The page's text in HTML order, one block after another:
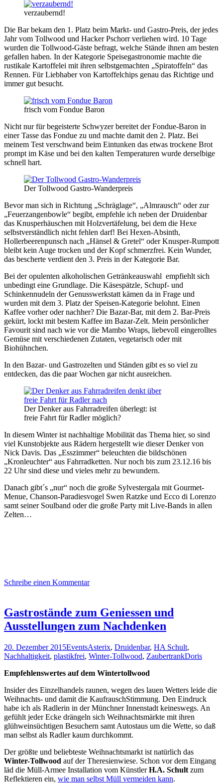
verzaubernd!
Die Bar bekam den 1. Platz beim Markt- und Gastro-Preis, der jedes
Jahr vom Tollwood und Hacker Pschorr verliehen wird. 10 Tage
wurden die Tollwood-Gäste befragt, welche Stände ihnen am besten
gefallen haben. In der Kategorie Speisegastronomie machte die
rustikale Kartoffelei mit ihren selbstgemachten „Spiratoffeln“ das
Rennen. Für Liebhaber von Kartoffelchips genau das Richtige und
immer gut besucht.
frisch vom Fondue Baron
Nicht nur für begeisterte Schwyzer bereitet der Fondue-Baron in
einer Tasse das Fondue zu und machte damit den 2. Platz. Bei
meinem Test verschwand beim Eintunken das etwas trockene Brot
prompt im Käse und bei den kalten Temperaturen wurde derselbige
schnell hart.
Der Tollwood Gastro-Wanderpreis
Bevor man sich in Richtung „Schräglage“, „Almrausch“ oder zur
„Feuerzangenbowle“ begibt, empfehle ich neben der Druidenbar
das Knusperhäuschen mit Holzvertäfelung, bei dem die Hexe
selbstverständlich nicht fehlen darf! Bei Hexen-Absinth,
Hollerbeerenpunsch nach „Hänsel & Gretel“ oder Knusper-Rumpott
bleibt kein Auge trocken und der Kopf schmerzfrei. Kein Wunder,
das bescherte verdient den 3. Preis in der Kategorie Bar.
Bei der opulenten alkoholischen Getränkeauswahl empfiehlt sich
unbedingt eine Grundlage. Die Käsespätzle, Schupf- und
Schinkennudeln der Genusswerkstatt kämen da in Frage und
wurden mit dem 3. Platz der Speisen-Kategorie belohnt. Einen
Kaffee vorher oder nachher? Die Bazar-Bar, mit dem 2. Bar-Preis
gekürt, lockt mit bestem Kaffee im Bazar-Zelt. Mein persönlicher
Favourit sind nach wie vor die Mambo Wraps, liebevoll eingerolltes
Gemüse mit verschiedenen Zutaten, vegetarisch oder mit
Biohühnchen.
In den Bazar- und Gastrozelten und Ständen gibt es so viel zu
entdecken, das die paar Wochen gar nicht ausreichen.
Der Denker aus Fahrradreifen überlegt: ist
freie Fahrt für Radler möglich?
In diesem Winter ist nachhaltige Mobilität das Thema hier, so sind
viel Kunstobjekte aus Rädern hergestellt wie dieser Denker von
Nick Davis. Das „Esszimmer“ beleuchten die bildschönen
„Kronleuchter“ aus Fahrradketten. Nur noch bis zum 23.12.16 bis
22 Uhr sind diese und vieles mehr zu bewundern.
Danach gibt´s „nur“ noch die große Sylvestergala mit Gourmet-
Menue, Chanson-Paradiesvogel Swen Ratzke und Ecco di Lorenzo
samt seiner Soulband oder die große Party mit Live-Bands in allen
Zelten…
Schreibe einen Kommentar
Gastrostände zum Geniessen und
Ausstellungen zum Nachdenken
20. Dezember 2015EventsAsterix, Druidenbar, HA Schult,
Nachhaltigkeit, plastikfrei, Winter-Tollwood, ZaubertrankDoris
Empfehlenswertes auf dem Wintertollwood
Insider des Einzelhandels raunen, wegen des lauen Wetters leide die
Weihnachts- und damit die KaufrauschStimmung. Den Eindruck
habe ich als Radlerin in der Münchner Innenstadt keineswegs. An
gefühlt jeder Ecke drängeln sich Weihnachtsmärkte mit ihren
glühweinsüchtigen Besuchern samt Autostaus um die Wette, so daß
man selbst als Radler kaum durchkommt.
Der größte und beliebteste Weihnachtsmarkt ist natürlich das
Winter-Tollwood auf der Theresienwiese. Schon vor dem Eingang
läd die Müll-Armee Installation vom KünstlerH.A. Schult zum
Reflektieren ein, wie man selbst Müll vermeiden kann.